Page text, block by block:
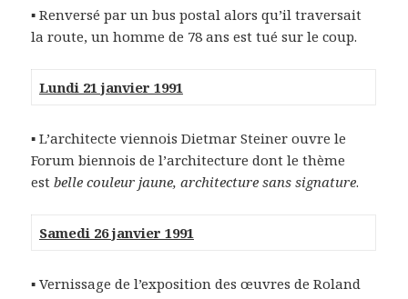
▪ Renversé par un bus postal alors qu’il traversait
la route, un homme de 78 ans est tué sur le coup.
Lundi 21 janvier 1991
▪ L’architecte viennois Dietmar Steiner ouvre le
Forum biennois de l’architecture dont le thème
estbelle couleur jaune, architecture sans signature.
Samedi 26 janvier 1991
▪ Vernissage de l’exposition des œuvres de Roland